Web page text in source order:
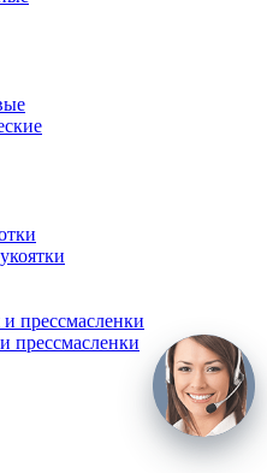
прессмасленки
прессмасленки